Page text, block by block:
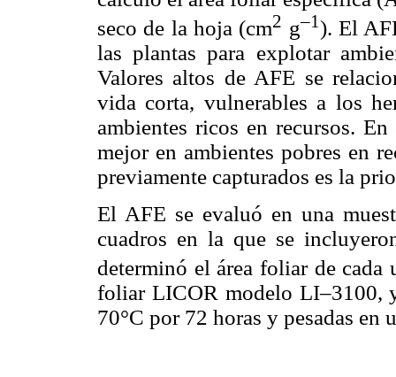
seco de la hoja (cm2 g–1). El
las plantas para explotar
Valores altos de AFE se
vida corta, vulnerables a los
ambientes ricos en recursos.
mejor en ambientes pobres en
previamente capturados es la
El AFE se evaluó en una
cuadros en la que se
determinó el área foliar de cada
foliar LICOR modelo LI–3100,
70°C por 72 horas y pesadas en